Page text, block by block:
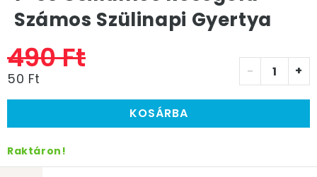
Számos Szülinapi Gyertya
490 Ft
50 Ft - +
KOSÁRBA
Raktáron!